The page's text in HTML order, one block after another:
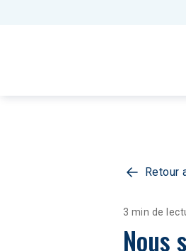
Retour
3 min de
Nous